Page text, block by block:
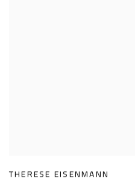
THERESE EISENMANN